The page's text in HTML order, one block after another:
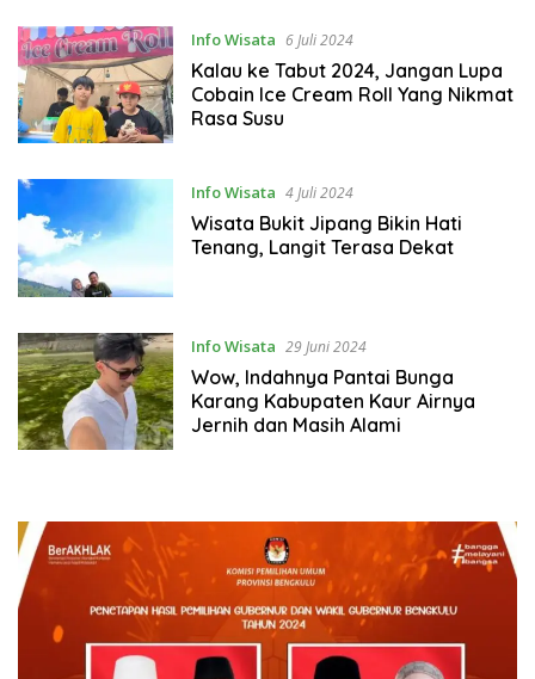
Info Wisata 6 Juli 2024
Kalau ke Tabut 2024, Jangan Lupa
Cobain Ice Cream Roll Yang Nikmat
Rasa Susu
Info Wisata 4 Juli 2024
Wisata Bukit Jipang Bikin Hati
Tenang, Langit Terasa Dekat
Info Wisata 29 Juni 2024
Wow, Indahnya Pantai Bunga
Karang Kabupaten Kaur Airnya
Jernih dan Masih Alami